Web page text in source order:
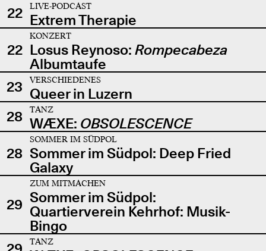
22
LIVE-PODCAST
Extrem Therapie
22
KONZERT
Losus Reynoso: Rompecabeza
Albumtaufe
23
VERSCHIEDENES
Queer in Luzern
28
TANZ
WÆXE: OBSOLESCENCE
28
SOMMER IM SÜDPOL
Sommer im Südpol: Deep Fried
Galaxy
29
ZUM MITMACHEN
Sommer im Südpol:
Quartierverein Kehrhof: Musik-
Bingo
TANZ